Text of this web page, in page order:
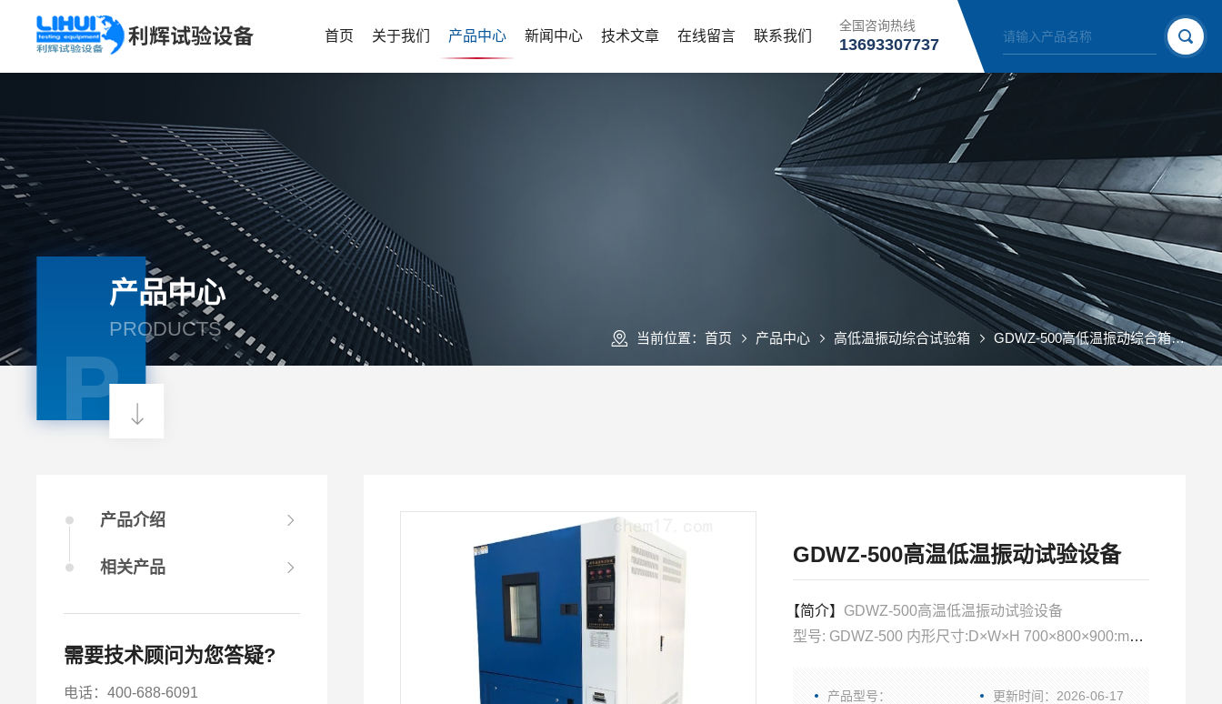
全国咨询热线
13693307737
首页 关于我们 产品中心 新闻中心 技术文章 在线留言 联系我们
P
产品中心
PRODUCTS 当前位置：首页 产品中心 高低温振动综合试验箱 GDWZ-500高低温振动综合箱
产品介绍
相关产品
需要技术顾问为您答疑?
电话：400-688-6091
GDWZ-500高温低温振动试验设备
【简介】 GDWZ-500高温低温振动试验设备
型号: GDWZ-500 内形尺寸:D×W×H 700×800×900:mm
产品型号： 更新时间：2026-06-17